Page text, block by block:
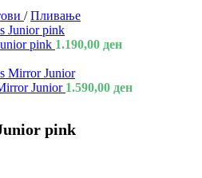
/ Пливање
pink 1.190,00 ден
Junior 1.590,00 ден
pink